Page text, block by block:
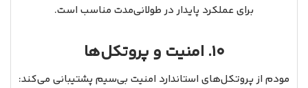
برای عملکرد پایدار در طولانی‌مدت مناسب است.
10. امنیت و پروتکل‌ها
مودم از پروتکل‌های استاندارد امنیت بی‌سیم پشتیبانی می‌کند: